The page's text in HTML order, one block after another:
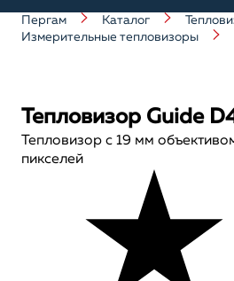
Пергам Каталог
Измерительные тепловизоры
Тепловизор Guide
Тепловизор с 19 мм
пикселей